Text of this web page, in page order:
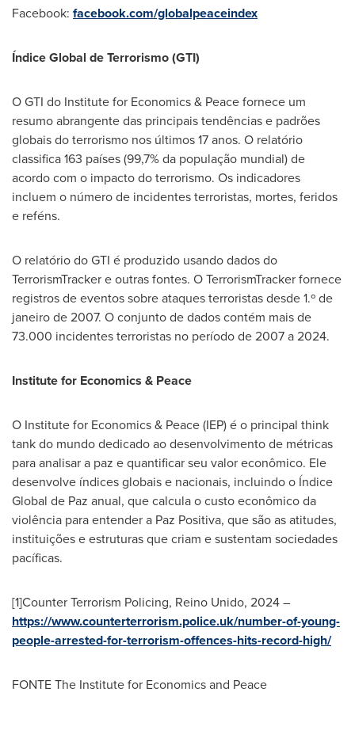
Facebook: facebook.com/globalpeaceindex
Índice Global de Terrorismo (GTI)
O GTI do Institute for Economics & Peace fornece um
resumo abrangente das principais tendências e padrões
globais do terrorismo nos últimos 17 anos. O relatório
classifica 163 países (99,7% da população mundial) de
acordo com o impacto do terrorismo. Os indicadores
incluem o número de incidentes terroristas, mortes, feridos
e reféns.
O relatório do GTI é produzido usando dados do
TerrorismTracker e outras fontes. O TerrorismTracker fornece
registros de eventos sobre ataques terroristas desde 1.º de
janeiro de 2007. O conjunto de dados contém mais de
73.000 incidentes terroristas no período de 2007 a 2024.
Institute for Economics & Peace
O Institute for Economics & Peace (IEP) é o principal think
tank do mundo dedicado ao desenvolvimento de métricas
para analisar a paz e quantificar seu valor econômico. Ele
desenvolve índices globais e nacionais, incluindo o Índice
Global de Paz anual, que calcula o custo econômico da
violência para entender a Paz Positiva, que são as atitudes,
instituições e estruturas que criam e sustentam sociedades
pacíficas.
[1]Counter Terrorism Policing, Reino Unido, 2024 –
https://www.counterterrorism.police.uk/number-of-young-
people-arrested-for-terrorism-offences-hits-record-high/
FONTE The Institute for Economics and Peace